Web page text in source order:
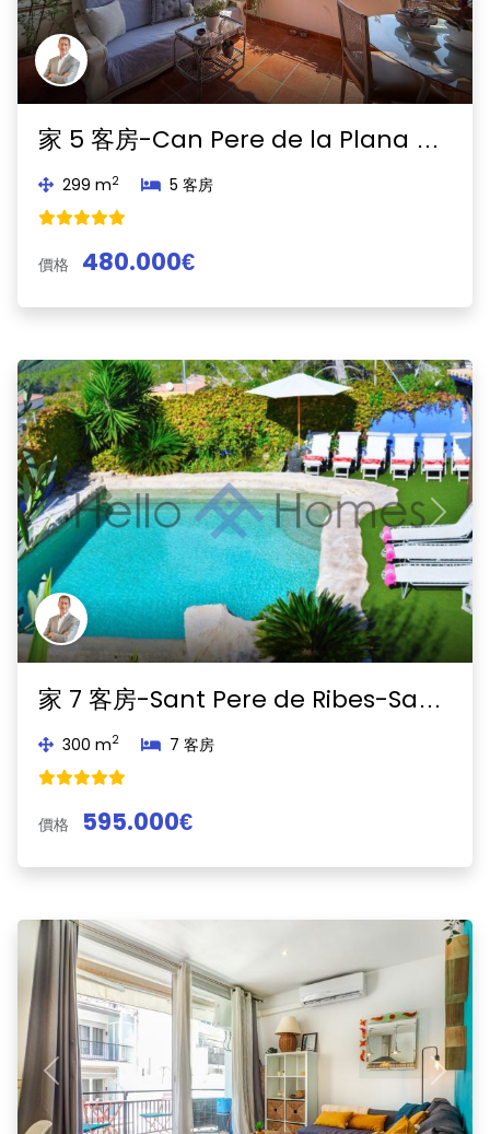
家 5 客房-Can Pere de la Plana - Pineda Park-Sant Pere de Ribes
299 m2 5 客房
價格 480.000€
Previous Next
家 7 客房-Sant Pere de Ribes-Sant Pere de Ribes
300 m2 7 客房
價格 595.000€
Previous Next